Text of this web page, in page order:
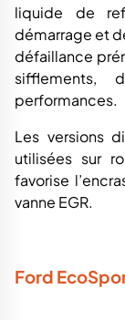
liquide de
démarrage et
défaillance
sifflements,
performances.
Les versions
utilisées sur
favorise
vanne EGR.
Ford